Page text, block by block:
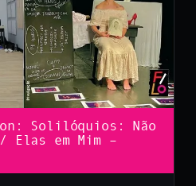
Solilóquios: Não
Elas em Mim –